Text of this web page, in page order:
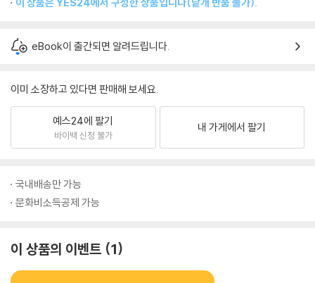
eBook이 출간되면 알려드립니다.
이미 소장하고 있다면 판매해 보세요.
예스24에 팔기
바이백 신청 불가
내 가게에서 팔기
국내배송만 가능
문화비소득공제 가능
이 상품의 이벤트 1